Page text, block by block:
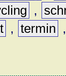
,
, termin ,